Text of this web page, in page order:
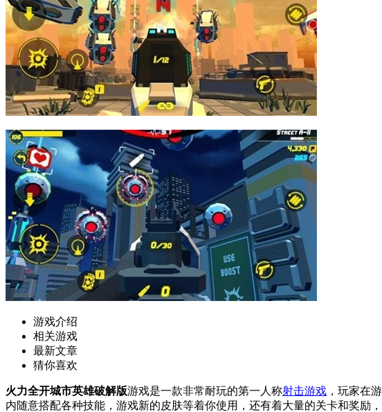
游戏介绍
相关游戏
最新文章
猜你喜欢
火力全开城市英雄破解版游戏是一款非常耐玩的第一人称射击游戏 ，玩家在
内随意搭配各种技能，游戏新的皮肤等着你使用，还有着大量的关卡和奖励